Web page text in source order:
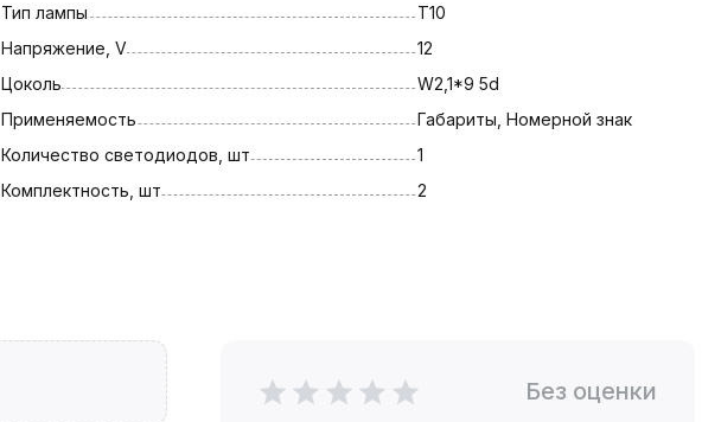
Тип лампы
T10
Напряжение, V
12
Цоколь
W2,1*9 5d
Применяемость
Габариты, Номерной знак
Количество светодиодов, шт
1
Комплектность, шт
2
Без оценки